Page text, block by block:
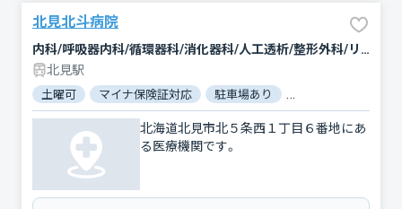
北見北斗病院
内科/呼吸器内科/循環器科/消化器科/人工透析/整形外科/リハビリテーション
北見駅
土曜可 マイナ保険証対応 駐車場あり
北海道北見市北５条西１丁目６番地にあ
る医療機関です。